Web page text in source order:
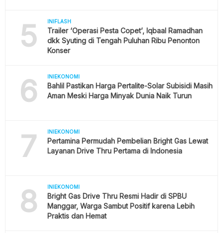
5 INIFLASH
Trailer ‘Operasi Pesta Copet’, Iqbaal Ramadhan
dkk Syuting di Tengah Puluhan Ribu Penonton
Konser
6 INIEKONOMI
Bahlil Pastikan Harga Pertalite-Solar Subisidi Masih
Aman Meski Harga Minyak Dunia Naik Turun
7 INIEKONOMI
Pertamina Permudah Pembelian Bright Gas Lewat
Layanan Drive Thru Pertama di Indonesia
8 INIEKONOMI
Bright Gas Drive Thru Resmi Hadir di SPBU
Manggar, Warga Sambut Positif karena Lebih
Praktis dan Hemat